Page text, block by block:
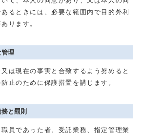
るときには、必要な範囲内で目的外利
ります。
管理
は現在の事実と合致するよう努めると
止のために保護措置を講じます。
と罰則
員であった者、受託業務、指定管理業